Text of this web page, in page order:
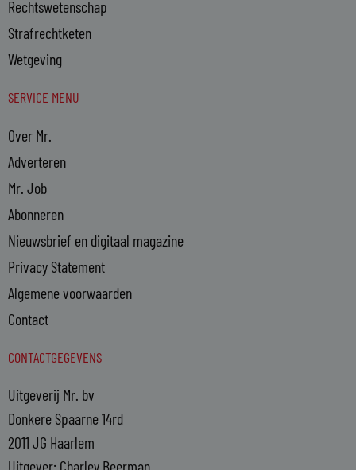
Rechtswetenschap
Strafrechtketen
Wetgeving
SERVICE MENU
Over Mr.
Adverteren
Mr. Job
Abonneren
Nieuwsbrief en digitaal magazine
Privacy Statement
Algemene voorwaarden
Contact
CONTACTGEGEVENS
Uitgeverij Mr. bv
Donkere Spaarne 14rd
2011 JG Haarlem